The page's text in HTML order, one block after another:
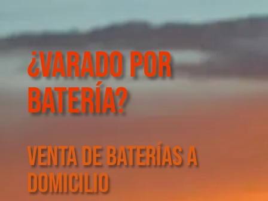
¿Varado por
Batería?
venta de baterías a
domicilio